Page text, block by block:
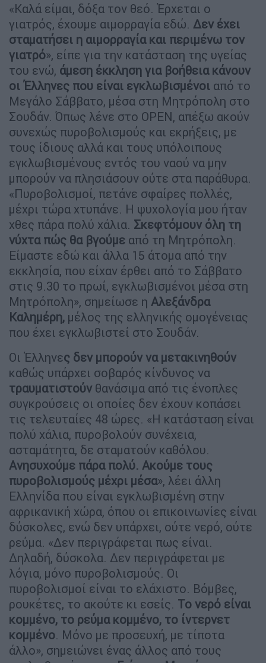
«Καλά είμαι, δόξα τον θεό. Έρχεται ο
γιατρός, έχουμε αιμορραγία εδώ. Δεν έχει
σταματήσει η αιμορραγία και περιμένω τον
γιατρό», είπε για την κατάσταση της υγείας
του ενώ, άμεση έκκληση για βοήθεια κάνουν
οι Έλληνες που είναι εγκλωβισμένοι από το
Μεγάλο Σάββατο, μέσα στη Μητρόπολη στο
Σουδάν. Όπως λένε στο OPEN, απέξω ακούν
συνεχώς πυροβολισμούς και εκρήξεις, με
τους ίδιους αλλά και τους υπόλοιπους
εγκλωβισμένους εντός του ναού να μην
μπορούν να πλησιάσουν ούτε στα παράθυρα.
«Πυροβολισμοί, πετάνε σφαίρες πολλές,
μέχρι τώρα χτυπάνε. Η ψυχολογία μου ήταν
χθες πάρα πολύ χάλια. Σκεφτόμουν όλη τη
νύχτα πώς θα βγούμε από τη Μητρόπολη.
Είμαστε εδώ και άλλα 15 άτομα από την
εκκλησία, που είχαν έρθει από το Σάββατο
στις 9.30 το πρωί, εγκλωβισμένοι μέσα στη
Μητρόπολη», σημείωσε η Αλεξάνδρα
Καλημέρη, μέλος της ελληνικής ομογένειας
που έχει εγκλωβιστεί στο Σουδάν.
Οι Έλληνες δεν μπορούν να μετακινηθούν
καθώς υπάρχει σοβαρός κίνδυνος να
τραυματιστούν θανάσιμα από τις ένοπλες
συγκρούσεις οι οποίες δεν έχουν κοπάσει
τις τελευταίες 48 ώρες. «Η κατάσταση είναι
πολύ χάλια, πυροβολούν συνέχεια,
ασταμάτητα, δε σταματούν καθόλου.
Ανησυχούμε πάρα πολύ. Ακούμε τους
πυροβολισμούς μέχρι μέσα», λέει άλλη
Ελληνίδα που είναι εγκλωβισμένη στην
αφρικανική χώρα, όπου οι επικοινωνίες είναι
δύσκολες, ενώ δεν υπάρχει, ούτε νερό, ούτε
ρεύμα. «Δεν περιγράφεται πως είναι.
Δηλαδή, δύσκολα. Δεν περιγράφεται με
λόγια, μόνο πυροβολισμούς. Οι
πυροβολισμοί είναι το ελάχιστο. Βόμβες,
ρουκέτες, το ακούτε κι εσείς. Το νερό είναι
κομμένο, το ρεύμα κομμένο, το ίντερνετ
κομμένο. Μόνο με προσευχή, με τίποτα
άλλο», σημειώνει ένας άλλος από τους